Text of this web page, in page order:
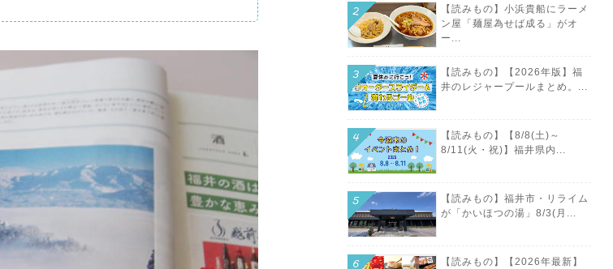
【読みもの】小浜貴船にラーメ
ン屋「麺屋為せば成る」がオ
ー...
【読みもの】【2026年版】福
井のレジャープールまとめ。...
【読みもの】【8/8(土)～
8/11(火・祝)】福井県内...
【読みもの】福井市・リライム
が「かいほつの湯」8/3(月...
【読みもの】【2026年最新】